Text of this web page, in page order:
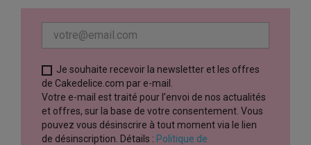
Je souhaite recevoir la newsletter et les offres
de Cakedelice.com par e-mail.
Votre e-mail est traité pour l’envoi de nos actualités
et offres, sur la base de votre consentement. Vous
pouvez vous désinscrire à tout moment via le lien
de désinscription. Détails : Politique de